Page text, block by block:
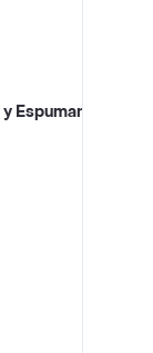
Espumante